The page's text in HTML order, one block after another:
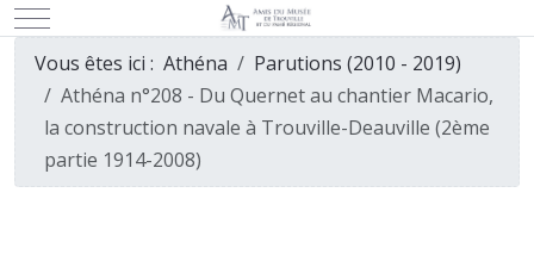
Mobile Menu Toggle
Vous êtes ici : Athéna
Parutions (2010 - 2019)
Athéna n°208 - Du Quernet au chantier Macario,
la construction navale à Trouville-Deauville (2ème
partie 1914-2008)